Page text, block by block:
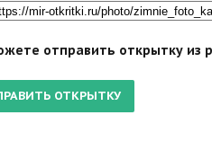
отправить открытку из